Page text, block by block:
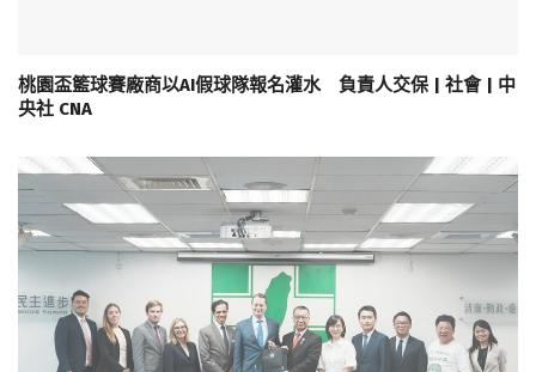
桃園盃籃球賽廠商以AI假球隊報名灌水 負責人交保 | 社會 | 中
央社 CNA